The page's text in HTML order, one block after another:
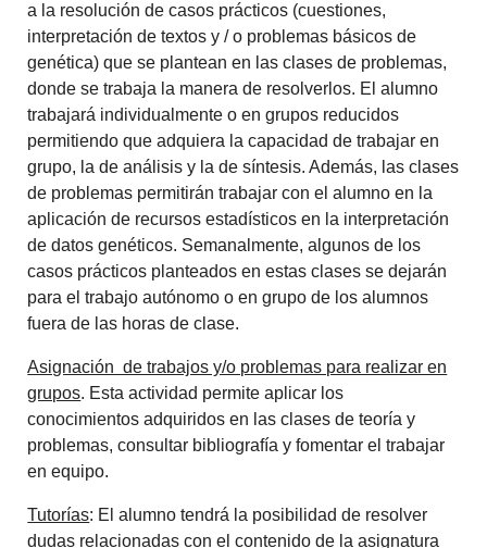
a la resolución de casos prácticos (cuestiones,
interpretación de textos y / o problemas básicos de
genética) que se plantean en las clases de problemas,
donde se trabaja la manera de resolverlos. El alumno
trabajará individualmente o en grupos reducidos
permitiendo que adquiera la capacidad de trabajar en
grupo, la de análisis y la de síntesis. Además, las clases
de problemas permitirán trabajar con el alumno en la
aplicación de recursos estadísticos en la interpretación
de datos genéticos. Semanalmente, algunos de los
casos prácticos planteados en estas clases se dejarán
para el trabajo autónomo o en grupo de los alumnos
fuera de las horas de clase.
Asignación de trabajos y/o problemas para realizar en
grupos. Esta actividad permite aplicar los
conocimientos adquiridos en las clases de teoría y
problemas, consultar bibliografía y fomentar el trabajar
en equipo.
Tutorías: El alumno tendrá la posibilidad de resolver
dudas relacionadas con el contenido de la asignatura